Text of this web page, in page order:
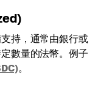
持，通常由銀行或
數量的法幣。例子
。